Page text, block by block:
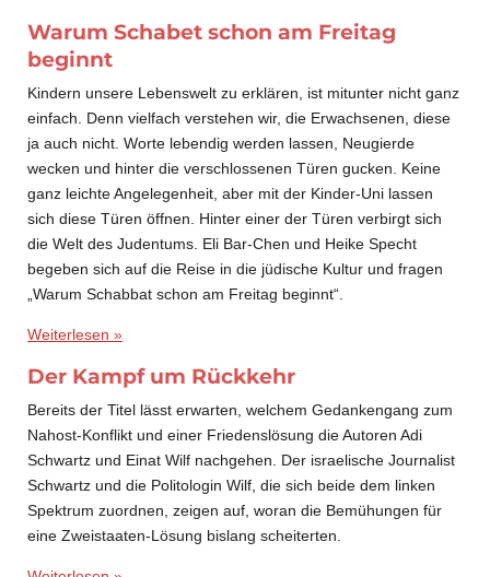
Warum Schabet schon am Freitag
beginnt
Kindern unsere Lebenswelt zu erklären, ist mitunter nicht ganz
einfach. Denn vielfach verstehen wir, die Erwachsenen, diese
ja auch nicht. Worte lebendig werden lassen, Neugierde
wecken und hinter die verschlossenen Türen gucken. Keine
ganz leichte Angelegenheit, aber mit der Kinder-Uni lassen
sich diese Türen öffnen. Hinter einer der Türen verbirgt sich
die Welt des Judentums. Eli Bar-Chen und Heike Specht
begeben sich auf die Reise in die jüdische Kultur und fragen
„Warum Schabbat schon am Freitag beginnt“.
Weiterlesen »
Der Kampf um Rückkehr
Bereits der Titel lässt erwarten, welchem Gedankengang zum
Nahost-Konflikt und einer Friedenslösung die Autoren Adi
Schwartz und Einat Wilf nachgehen. Der israelische Journalist
Schwartz und die Politologin Wilf, die sich beide dem linken
Spektrum zuordnen, zeigen auf, woran die Bemühungen für
eine Zweistaaten-Lösung bislang scheiterten.